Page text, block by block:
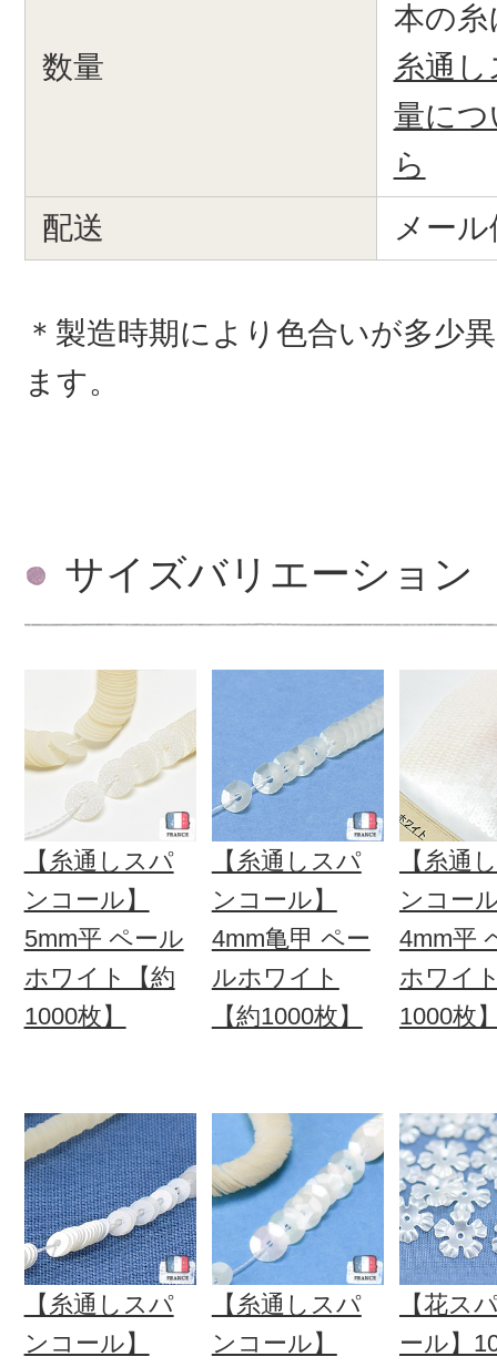
数量
本の
糸通
量に
ら
配送
メー
＊製造時期により色合いが多少
ます。
サイズバリエーション
【糸通しスパ
ンコール】
5mm平 ペール
ホワイト【約
1000枚】
【糸通しスパ
ンコール】
4mm亀甲 ペー
ルホワイト
【約1000枚】
【糸通
ンコー
4mm平
ホワイ
1000枚
【糸通しスパ
ンコール】
【糸通しスパ
ンコール】
【花ス
ール】